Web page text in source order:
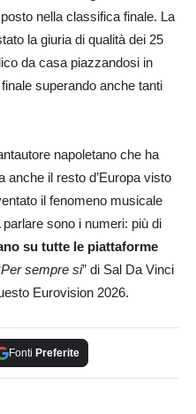
nella classifica finale. La
la giuria di qualità dei 25
da casa piazzandosi in
superando anche tanti
napoletano che ha
anche il resto d’Europa visto
il fenomeno musicale
sono i numeri: più di
su tutte le piattaforme
Per sempre si” di Sal Da Vinci
Eurovision 2026.
Fonti Preferite